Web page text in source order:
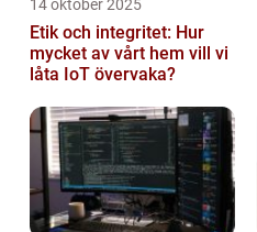
14 oktober 2025
Etik och integritet: Hur
mycket av vårt hem vill vi
låta IoT övervaka?